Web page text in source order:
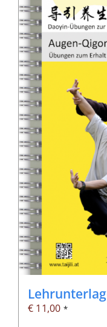
€ 11,00 *